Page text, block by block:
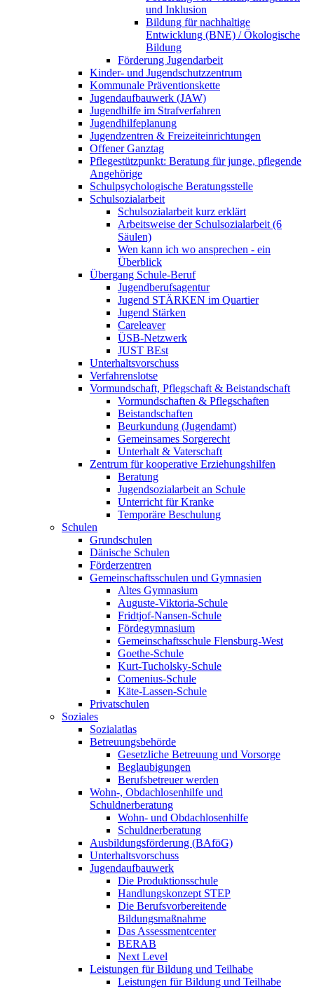
und Inklusion
Bildung für nachhaltige
Entwicklung (BNE) / Ökologische
Bildung
Förderung Jugendarbeit
Kinder- und Jugendschutzzentrum
Kommunale Präventionskette
Jugendaufbauwerk (JAW)
Jugendhilfe im Strafverfahren
Jugendhilfeplanung
Jugendzentren & Freizeiteinrichtungen
Offener Ganztag
Pflegestützpunkt: Beratung für junge, pflegende
Angehörige
Schulpsychologische Beratungsstelle
Schulsozialarbeit
Schulsozialarbeit kurz erklärt
Arbeitsweise der Schulsozialarbeit (6
Säulen)
Wen kann ich wo ansprechen - ein
Überblick
Übergang Schule-Beruf
Jugendberufsagentur
Jugend STÄRKEN im Quartier
Jugend Stärken
Careleaver
ÜSB-Netzwerk
JUST BEst
Unterhaltsvorschuss
Verfahrenslotse
Vormundschaft, Pflegschaft & Beistandschaft
Vormundschaften & Pflegschaften
Beistandschaften
Beurkundung (Jugendamt)
Gemeinsames Sorgerecht
Unterhalt & Vaterschaft
Zentrum für kooperative Erziehungshilfen
Beratung
Jugendsozialarbeit an Schule
Unterricht für Kranke
Temporäre Beschulung
Schulen
Grundschulen
Dänische Schulen
Förderzentren
Gemeinschaftsschulen und Gymnasien
Altes Gymnasium
Auguste-Viktoria-Schule
Fridtjof-Nansen-Schule
Fördegymnasium
Gemeinschaftsschule Flensburg-West
Goethe-Schule
Kurt-Tucholsky-Schule
Comenius-Schule
Käte-Lassen-Schule
Privatschulen
Soziales
Sozialatlas
Betreuungsbehörde
Gesetzliche Betreuung und Vorsorge
Beglaubigungen
Berufsbetreuer werden
Wohn-, Obdachlosenhilfe und
Schuldnerberatung
Wohn- und Obdachlosenhilfe
Schuldnerberatung
Ausbildungsförderung (BAföG)
Unterhaltsvorschuss
Jugendaufbauwerk
Die Produktionsschule
Handlungskonzept STEP
Die Berufsvorbereitende
Bildungsmaßnahme
Das Assessmentcenter
BERAB
Next Level
Leistungen für Bildung und Teilhabe
Leistungen für Bildung und Teilhabe